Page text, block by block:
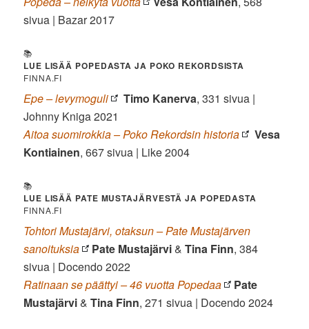
sivua | Bazar 2017
📚
LUE LISÄÄ POPEDASTA JA POKO REKORDSISTA
FINNA.FI
Epe – levymoguli Timo Kanerva, 331 sivua |
Johnny Kniga 2021
Aitoa suomirokkia – Poko Rekordsin historia
Vesa
Kontiainen, 667 sivua | Like 2004
📚
LUE LISÄÄ PATE MUSTAJÄRVESTÄ JA POPEDASTA
FINNA.FI
Tohtori Mustajärvi, otaksun – Pate Mustajärven
sanoituksia
Pate Mustajärvi&Tina Finn, 384
sivua | Docendo 2022
Ratinaan se päättyi – 46 vuotta Popedaa
Pate
Mustajärvi&Tina Finn, 271 sivua | Docendo 2024